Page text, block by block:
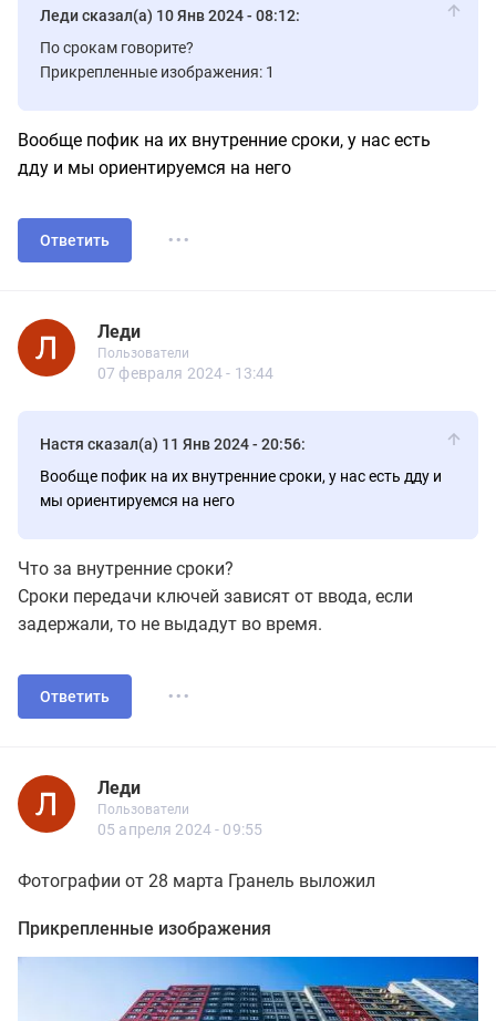
Леди сказал(а) 10 Янв 2024 - 08:12:
По срокам говорите?
Прикрепленные изображения: 1
Вообще пофик на их внутренние сроки, у нас есть
дду и мы ориентируемся на него
Ответить ...
Леди
Леди
Пользователи
1.11
Пользователи
59 сообщений
07 февраля 2024 - 13:44
Настя сказал(а) 11 Янв 2024 - 20:56:
Вообще пофик на их внутренние сроки, у нас есть дду и
мы ориентируемся на него
Что за внутренние сроки?
Сроки передачи ключей зависят от ввода, если
задержали, то не выдадут во время.
Ответить ...
Леди
Леди
Пользователи
1.11
Пользователи
59 сообщений
05 апреля 2024 - 09:55
Фотографии от 28 марта Гранель выложил
Прикрепленные изображения